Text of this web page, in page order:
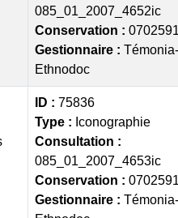
085_01_2007_4652ic
Conservation :
Gestionnaire : Témonia-
Ethnodoc
ID : 75836
Type : Iconographie
Consultation :
085_01_2007_4653ic
Conservation :
Gestionnaire : Témonia-